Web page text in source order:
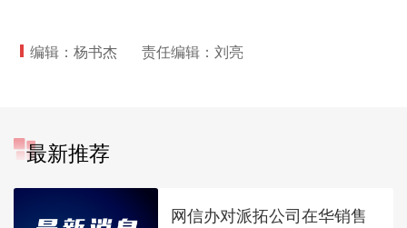
编辑：杨书杰 责任编辑：刘亮
最新推荐
网信办对派拓公司在华销售